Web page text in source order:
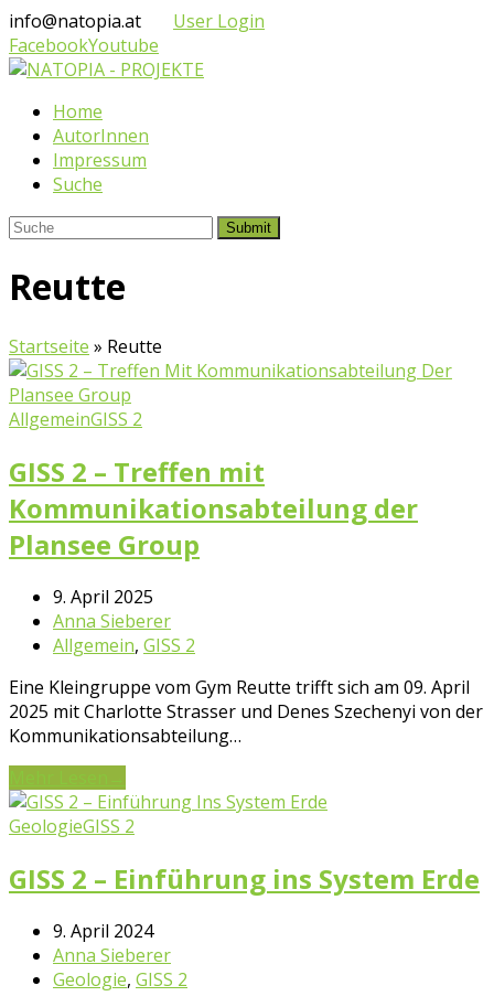
info@natopia.at
User Login
FacebookYoutube
Home
AutorInnen
Impressum
Suche
Submit
Reutte
Startseite » Reutte
AllgemeinGISS 2
GISS 2 – Treffen mit
Kommunikationsabteilung der
Plansee Group
9. April 2025
Anna Sieberer
Allgemein, GISS 2
Eine Kleingruppe vom Gym Reutte trifft sich am 09. April
2025 mit Charlotte Strasser und Denes Szechenyi von der
Kommunikationsabteilung…
GeologieGISS 2
GISS 2 – Einführung ins System Erde
9. April 2024
Anna Sieberer
Geologie, GISS 2